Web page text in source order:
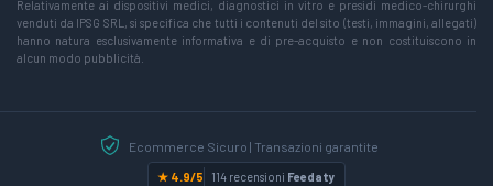
Relativamente ai dispositivi medici, diagnostici in vitro e presidi medico-chirurghi
venduti da IPSG SRL, si specifica che tutti i contenuti del sito (testi, immagini, allegati)
hanno natura esclusivamente informativa e di pre-acquisto e non costituiscono in
alcun modo pubblicità.
Ecommerce Sicuro | Transazioni garantite
★ 4.9/5 114 recensioni Feedaty